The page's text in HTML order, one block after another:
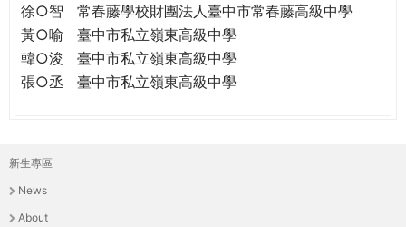
徐○智
常春藤學校財團法人臺中市常春藤高級中學
黃○喻
臺中市私立嶺東高級中學
韓○浚
臺中市私立嶺東高級中學
張○丞
臺中市私立嶺東高級中學
主
選
新生專區
News
About